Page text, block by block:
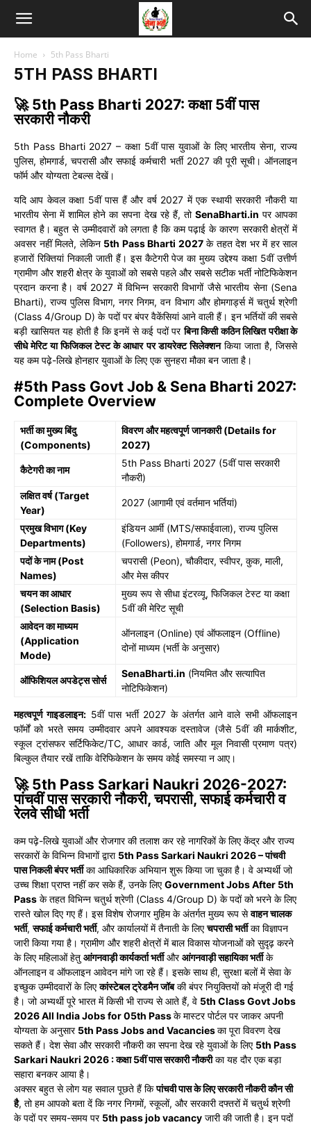
Home 5th Pass Bharti
5TH PASS BHARTI
🚀 5th Pass Bharti 2027: कक्षा 5वीं पास
सरकारी नौकरी
5th Pass Bharti 2027 – कक्षा 5वीं पास युवाओं के लिए भारतीय सेना, राज्य
पुलिस, होमगार्ड, चपरासी और सफाई कर्मचारी भर्ती 2027 की पूरी सूची। ऑनलाइन
फॉर्म और योग्यता टेबल्स देखें।
यदि आप केवल कक्षा 5वीं पास हैं और वर्ष 2027 में एक स्थायी सरकारी नौकरी या
भारतीय सेना में शामिल होने का सपना देख रहे हैं, तो SenaBharti.in पर आपका
स्वागत है। बहुत से उम्मीदवारों को लगता है कि कम पढ़ाई के कारण सरकारी क्षेत्रों में
अवसर नहीं मिलते, लेकिन 5th Pass Bharti 2027के तहत देश भर में हर साल
हजारों रिक्तियां निकाली जाती हैं। इस कैटेगरी पेज का मुख्य उद्देश्य कक्षा 5वीं उत्तीर्ण
ग्रामीण और शहरी क्षेत्र के युवाओं को सबसे पहले और सबसे सटीक भर्ती नोटिफिकेशन
प्रदान करना है। वर्ष 2027 में विभिन्न सरकारी विभागों जैसे भारतीय सेना (Sena
Bharti), राज्य पुलिस विभाग, नगर निगम, वन विभाग और होमगार्ड्स में चतुर्थ श्रेणी
(Class 4/Group D) के पदों पर बंपर वैकेंसियां आने वाली हैं। इन भर्तियों की सबसे
बड़ी खासियत यह होती है कि इनमें से कई पदों परबिना किसी कठिन लिखित परीक्षा के
सीधे मेरिट या फिजिकल टेस्ट के आधार पर डायरेक्ट सिलेक्शनकिया जाता है, जिससे
यह कम पढ़े-लिखे होनहार युवाओं के लिए एक सुनहरा मौका बन जाता है।
#5th Pass Govt Job & Sena Bharti 2027:
Complete Overview
भर्ती का मुख्य बिंदु
(Components)
विवरण और महत्वपूर्ण जानकारी (Details for
2027)
कैटेगरी का नाम
5th Pass Bharti 2027 (5वीं पास सरकारी
नौकरी)
लक्षित वर्ष (Target
Year)
2027 (आगामी एवं वर्तमान भर्तियां)
प्रमुख विभाग (Key
Departments)
इंडियन आर्मी (MTS/सफाईवाला), राज्य पुलिस
(Followers), होमगार्ड, नगर निगम
पदों के नाम (Post
Names)
चपरासी (Peon), चौकीदार, स्वीपर, कुक, माली,
और मेस कीपर
चयन का आधार
(Selection Basis)
मुख्य रूप से सीधा इंटरव्यू, फिजिकल टेस्ट या कक्षा
5वीं की मेरिट सूची
आवेदन का माध्यम
(Application
Mode)
ऑनलाइन (Online) एवं ऑफलाइन (Offline)
दोनों माध्यम (भर्ती के अनुसार)
ऑफिशियल अपडेट्स सोर्स
SenaBharti.in (नियमित और सत्यापित
नोटिफिकेशन)
महत्वपूर्ण गाइडलाइन: 5वीं पास भर्ती 2027 के अंतर्गत आने वाले सभी ऑफलाइन
फॉर्मों को भरते समय उम्मीदवार अपने आवश्यक दस्तावेज (जैसे 5वीं की मार्कशीट,
स्कूल ट्रांसफर सर्टिफिकेट/TC, आधार कार्ड, जाति और मूल निवासी प्रमाण पत्र)
बिल्कुल तैयार रखें ताकि वेरिफिकेशन के समय कोई समस्या न आए।
🚀 5th Pass Sarkari Naukri 2026-2027:
पांचवीं पास सरकारी नौकरी, चपरासी, सफाई कर्मचारी व
रेलवे सीधी भर्ती
कम पढ़े-लिखे युवाओं और रोजगार की तलाश कर रहे नागरिकों के लिए केंद्र और राज्य
सरकारों के विभिन्न विभागों द्वारा 5th Pass Sarkari Naukri 2026 – पांचवी
पास निकली बंपर भर्तीका आधिकारिक अभियान शुरू किया जा चुका है। वे अभ्यर्थी जो
उच्च शिक्षा प्राप्त नहीं कर सके हैं, उनके लिएGovernment Jobs After 5th
Pass के तहत विभिन्न चतुर्थ श्रेणी (Class 4/Group D) के पदों को भरने के लिए
रास्ते खोल दिए गए हैं। इस विशेष रोजगार मुहिम के अंतर्गत मुख्य रूप सेवाहन चालक
भर्ती,सफाई कर्मचारी भर्ती, और कार्यालयों में तैनाती के लिएचपरासी भर्तीका विज्ञापन
जारी किया गया है। ग्रामीण और शहरी क्षेत्रों में बाल विकास योजनाओं को सुदृढ़ करने
के लिए महिलाओं हेतु आंगनवाड़ी कार्यकर्ता भर्तीऔरआंगनवाड़ी सहायिका भर्तीके
ऑनलाइन व ऑफलाइन आवेदन मांगे जा रहे हैं। इसके साथ ही, सुरक्षा बलों में सेवा के
इच्छुक उम्मीदवारों के लिएकांस्टेबल ट्रेडमैन जॉबकी बंपर नियुक्तियों को मंजूरी दी गई
है। जो अभ्यर्थी पूरे भारत में किसी भी राज्य से आते हैं, वे 5th Class Govt Jobs
2026 All India Jobs for 05th Passके मास्टर पोर्टल पर जाकर अपनी
योग्यता के अनुसार 5th Pass Jobs and Vacanciesका पूरा विवरण देख
सकते हैं। देश सेवा और सरकारी नौकरी का सपना देख रहे युवाओं के लिए 5th Pass
Sarkari Naukri 2026 : कक्षा 5वीं पास सरकारी नौकरीका यह दौर एक बड़ा
सहारा बनकर आया है।
अक्सर बहुत से लोग यह सवाल पूछते हैं किपांचवी पास के लिए सरकारी नौकरी कौन सी
है, तो हम आपको बता दें कि नगर निगमों, स्कूलों, और सरकारी दफ्तरों में चतुर्थ श्रेणी
के पदों पर समय-समय पर 5th pass job vacancy जारी की जाती है। इन पदों